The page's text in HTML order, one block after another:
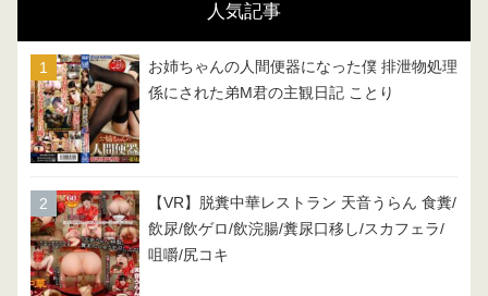
人気記事
お姉ちゃんの人間便器になった僕 排泄物処理
係にされた弟M君の主観日記 ことり
【VR】脱糞中華レストラン 天音うらん 食糞/
飲尿/飲ゲロ/飲浣腸/糞尿口移し/スカフェラ/
咀嚼/尻コキ